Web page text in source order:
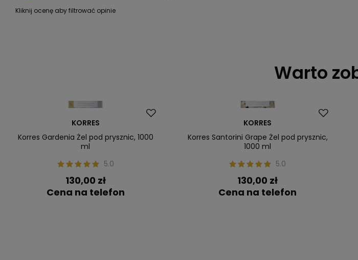
Kliknij ocenę aby filtrować opinie
Warto
KORRES
Korres Gardenia Żel pod prysznic, 1000
ml
5.0
130,00 zł
Cena na telefon
KORRES
Korres Santorini Grape Żel pod prysznic,
1000 ml
5.0
130,00 zł
Cena na telefon